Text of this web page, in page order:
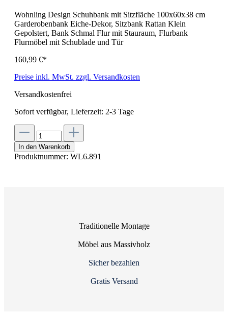
Wohnling Design Schuhbank mit Sitzfläche 100x60x38 cm
Garderobenbank Eiche-Dekor, Sitzbank Rattan Klein
Gepolstert, Bank Schmal Flur mit Stauraum, Flurbank
Flurmöbel mit Schublade und Tür
160,99 €*
Preise inkl. MwSt. zzgl. Versandkosten
Versandkostenfrei
Sofort verfügbar, Lieferzeit: 2-3 Tage
In den Warenkorb
Produktnummer: WL6.891
Traditionelle Montage
Möbel aus Massivholz
Sicher bezahlen
Gratis Versand